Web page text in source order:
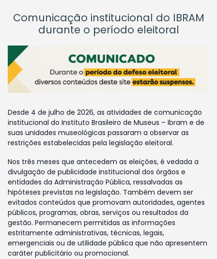
Comunicação institucional do IBRAM
durante o período eleitoral
Desde 4 de julho de 2026, as atividades de comunicação
institucional do Instituto Brasileiro de Museus – Ibram e de
suas unidades museológicas passaram a observar as
restrições estabelecidas pela legislação eleitoral.
Nos três meses que antecedem as eleições, é vedada a
divulgação de publicidade institucional dos órgãos e
entidades da Administração Pública, ressalvadas as
hipóteses previstas na legislação. Também devem ser
evitados conteúdos que promovam autoridades, agentes
públicos, programas, obras, serviços ou resultados da
gestão. Permanecem permitidas as informações
estritamente administrativas, técnicas, legais,
emergenciais ou de utilidade pública que não apresentem
caráter publicitário ou promocional.